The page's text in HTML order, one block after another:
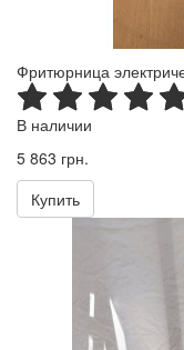
Фритюрница
В наличии
5 863 грн.
Купить